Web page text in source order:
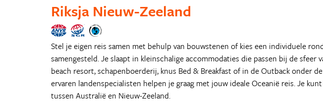
Riksja Nieuw-Zeeland
Stel je eigen reis samen met behulp van bouwstenen of kies een individuele
samengesteld. Je slaapt in kleinschalige accommodaties die passen bij de sfeer
beach resort, schapenboerderij, knus Bed & Breakfast of in de Outback onder
ervaren landenspecialisten helpen je graag met jouw ideale Oceanië reis. Je
tussen Australië en Nieuw-Zeeland.